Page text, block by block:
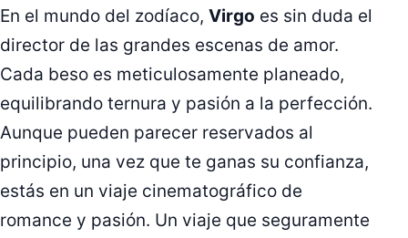
En el mundo del zodíaco, Virgo es sin duda el
director de las grandes escenas de amor.
Cada beso es meticulosamente planeado,
equilibrando ternura y pasión a la perfección.
Aunque pueden parecer reservados al
principio, una vez que te ganas su confianza,
estás en un viaje cinematográfico de
romance y pasión. Un viaje que seguramente